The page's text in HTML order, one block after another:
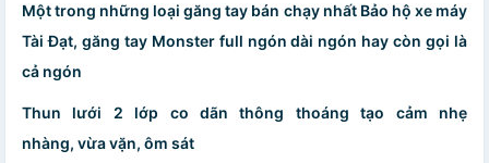
Một trong những loại găng tay bán chạy nhất Bảo hộ xe máy
Tài Đạt, găng tay Monster full ngón dài ngón hay còn gọi là
cả ngón
Thun lưới 2 lớp co dãn thông thoáng tạo cảm nhẹ
nhàng, vừa vặn, ôm sát